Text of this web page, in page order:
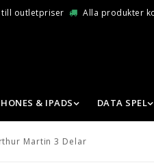
outletpriser Alla produkter
& IPADS DATA SPEL
Martin 3 Delar